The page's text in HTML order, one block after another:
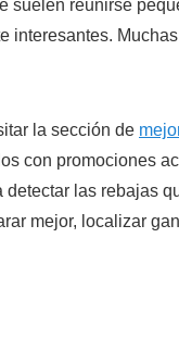
suelen reunirse
interesantes.
la sección de
con promociones
detectar las rebajas
mejor, localizar